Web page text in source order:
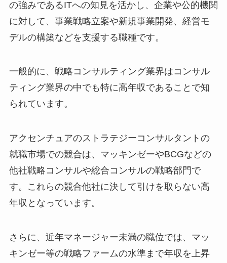
の強みであるITへの知見を活かし、企業や公的機関
に対して、事業戦略立案や新規事業開発、経営モ
デルの構築などを支援する職種です。
一般的に、戦略コンサルティング業界はコンサル
ティング業界の中でも特に高年収であることで知
られています。
アクセンチュアのストラテジーコンサルタントの
就職市場での競合は、マッキンゼーやBCGなどの
他社戦略コンサルや総合コンサルの戦略部門で
す。これらの競合他社に決して引けを取らない高
年収となっています。
さらに、近年マネージャー未満の職位では、マッ
キンゼー等の戦略ファームの水準まで年収を上昇